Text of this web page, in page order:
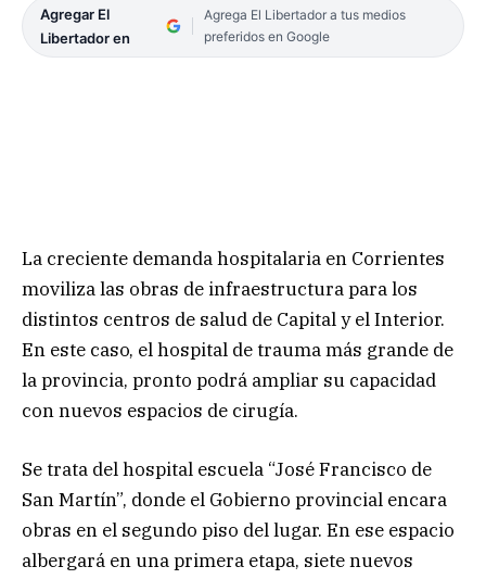
Agregar El
Libertador en
Agrega El Libertador a tus medios
preferidos en Google
La creciente demanda hospitalaria en Corrientes
moviliza las obras de infraestructura para los
distintos centros de salud de Capital y el Interior.
En este caso, el hospital de trauma más grande de
la provincia, pronto podrá ampliar su capacidad
con nuevos espacios de cirugía.
Se trata del hospital escuela “José Francisco de
San Martín”, donde el Gobierno provincial encara
obras en el segundo piso del lugar. En ese espacio
albergará en una primera etapa, siete nuevos